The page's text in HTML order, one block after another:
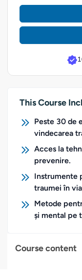
Course content
This Course
Peste 30 de
vindecarea
Acces la
prevenire.
Instrumente
traumei în
Metode
și mental pe